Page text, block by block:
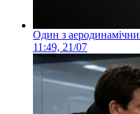
Один з
11:49, 21/07